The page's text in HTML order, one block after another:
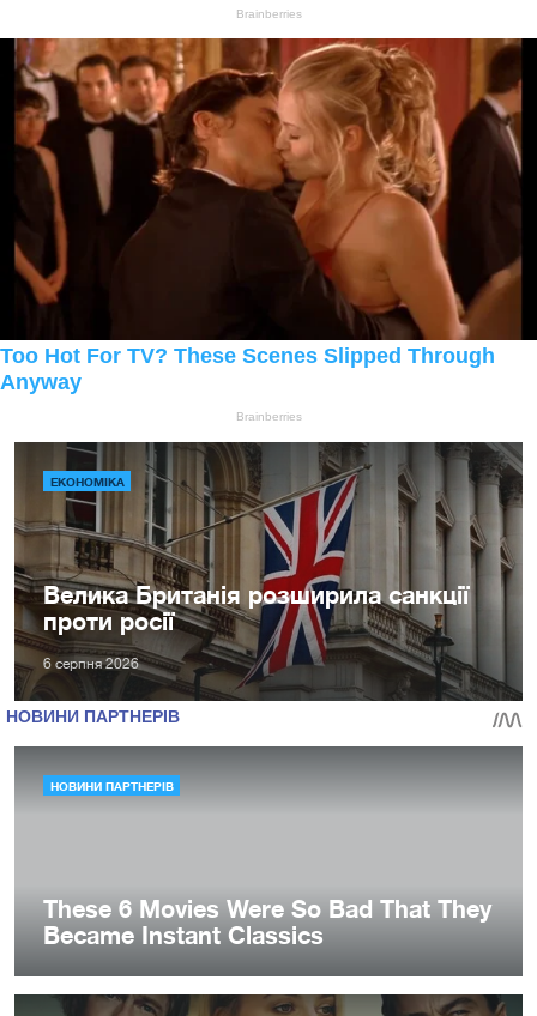
ЕКОНОМІКА
Велика Британія розширила санкції
проти росії
6 серпня 2026